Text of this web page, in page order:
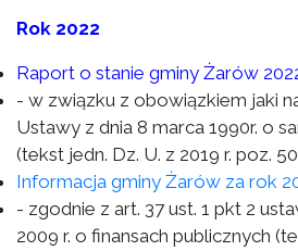
Rok 2022
Raport o stanie gminy Żarów
- w związku z obowiązkiem jaki
Ustawy z dnia 8 marca 1990r. o
(tekst jedn. Dz. U. z 2019 r. poz.
Informacja gminy Żarów za rok
- zgodnie z art. 37 ust. 1 pkt 2
2009 r. o finansach publicznych